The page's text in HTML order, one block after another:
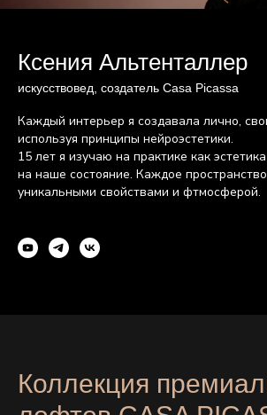
Ксения Альтенталлер
искусствовед, создатель Casa Picassa
Каждый интерьер я создавала лично,
используя принципы нейроэстетики.
15 лет я изучаю на практике как
на наше состояние. Каждое
уникальными свойствами и фтмосферой.
Коллекция